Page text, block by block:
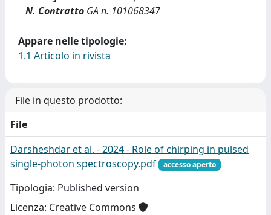
N. Contratto GA n. 101068347
Appare nelle tipologie:
1.1 Articolo in rivista
File in questo prodotto:
File
Darsheshdar et al. - 2024 - Role of chirping in pulsed
single-photon spectroscopy.pdf
accesso aperto
Tipologia: Published version
Licenza: Creative Commons